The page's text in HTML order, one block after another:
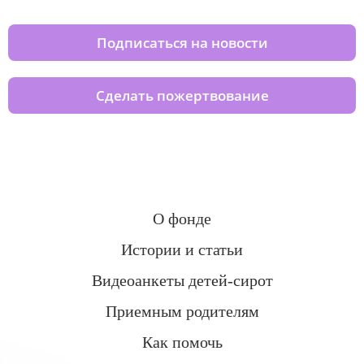
Подписаться на новости
Сделать пожертвование
О фонде
Истории и статьи
Видеоанкеты детей-сирот
Приемным родителям
Как помочь